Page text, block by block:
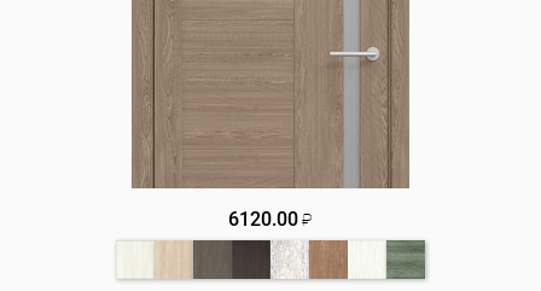
6120.00 ₽